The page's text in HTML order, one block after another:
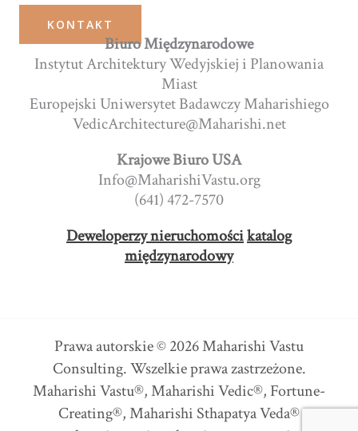
KONTAKT
Biuro Międzynarodowe
Instytut Architektury Wedyjskiej i Planowania
Miast
Europejski Uniwersytet Badawczy Maharishiego
VedicArchitecture@Maharishi.net
Krajowe Biuro USA
Info@MaharishiVastu.org
(641) 472-7570
Deweloperzy nieruchomościkatalog
międzynarodowy
Prawa autorskie © 2026 Maharishi Vastu
Consulting. Wszelkie prawa zastrzeżone.
Maharishi Vastu®, Maharishi Vedic®, Fortune-
Creating®, Maharishi Sthapatya Veda®